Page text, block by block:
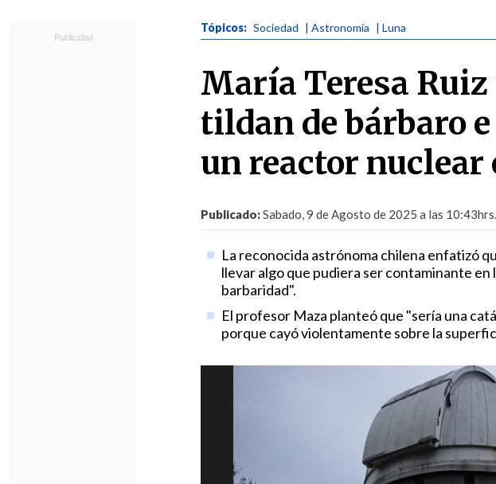
Tópicos: Sociedad | Astronomía | Luna
María Teresa Ruiz
tildan de bárbaro
un reactor nuclear
Publicado:Sabado, 9 de Agosto de 2025 a las 10:43hrs.
La reconocida astrónoma chilena enfatizó
llevar algo que pudiera ser contaminante en
barbaridad".
El profesor Maza planteó que "sería una
porque cayó violentamente sobre la